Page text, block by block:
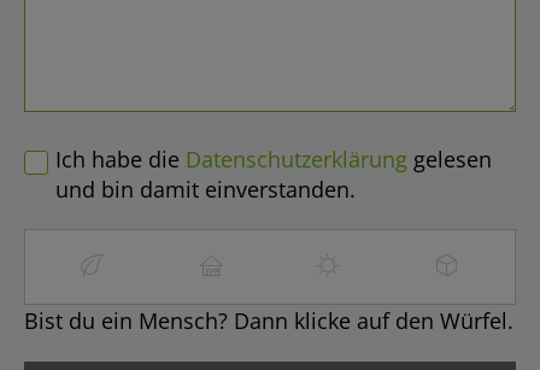
Ich habe die Datenschutzerklärung gelesen
und bin damit einverstanden.
Bist du ein Mensch? Dann klicke auf den Würfel.